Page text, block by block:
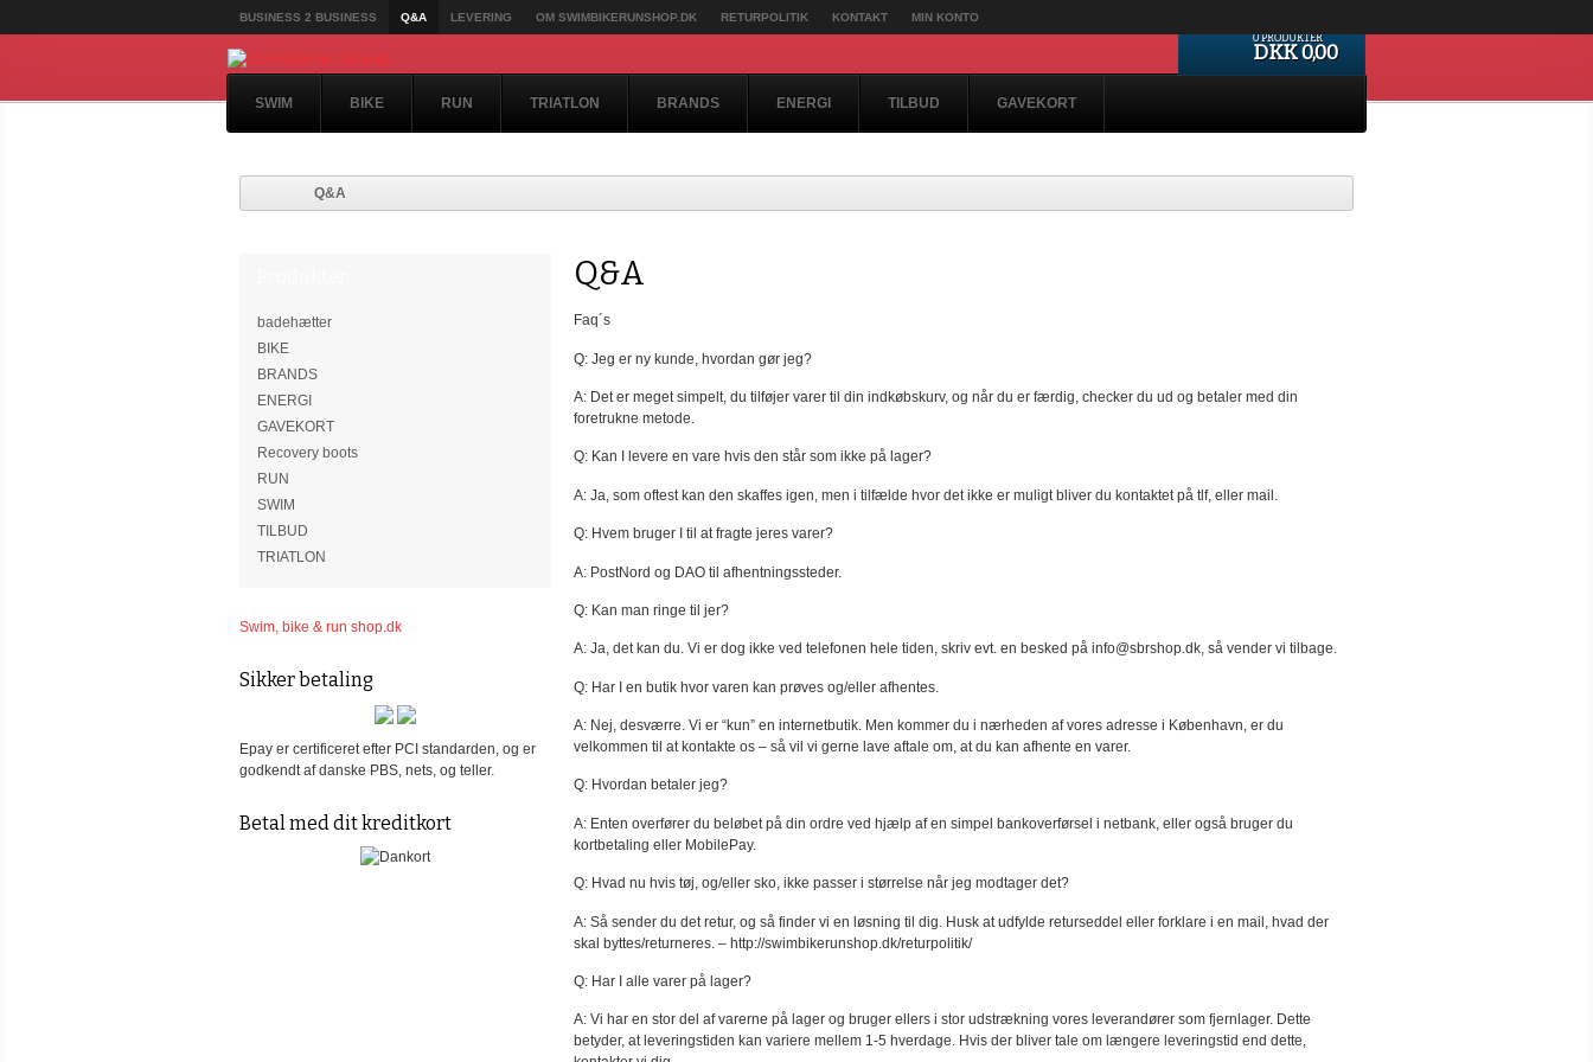
BUSINESS 2 BUSINESS Q&A LEVERING OM SWIMBIKERUNSHOP.DK RETURPOLITIK KONTAKT MIN KONTO
SWIM BIKE RUN TRIATLON BRANDS ENERGI TILBUD GAVEKORT
0 PRODUKTER
DKK 0,00
Q&A
Q&A
Faq´s
Q: Jeg er ny kunde, hvordan gør jeg?
A: Det er meget simpelt, du tilføjer varer til din indkøbskurv, og når du er færdig, checker du ud og betaler med din
foretrukne metode.
Q: Kan I levere en vare hvis den står som ikke på lager?
A: Ja, som oftest kan den skaffes igen, men i tilfælde hvor det ikke er muligt bliver du kontaktet på tlf, eller mail.
Q: Hvem bruger I til at fragte jeres varer?
A: PostNord og DAO til afhentningssteder.
Q: Kan man ringe til jer?
A: Ja, det kan du. Vi er dog ikke ved telefonen hele tiden, skriv evt. en besked på info@sbrshop.dk, så vender vi tilbage.
Q: Har I en butik hvor varen kan prøves og/eller afhentes.
A: Nej, desværre. Vi er “kun” en internetbutik. Men kommer du i nærheden af vores adresse i København, er du
velkommen til at kontakte os – så vil vi gerne lave aftale om, at du kan afhente en varer.
Q: Hvordan betaler jeg?
A: Enten overfører du beløbet på din ordre ved hjælp af en simpel bankoverførsel i netbank, eller også bruger du
kortbetaling eller MobilePay.
Q: Hvad nu hvis tøj, og/eller sko, ikke passer i størrelse når jeg modtager det?
A: Så sender du det retur, og så finder vi en løsning til dig. Husk at udfylde returseddel eller forklare i en mail, hvad der
skal byttes/returneres. – http://swimbikerunshop.dk/returpolitik/
Q: Har I alle varer på lager?
A: Vi har en stor del af varerne på lager og bruger ellers i stor udstrækning vores leverandører som fjernlager. Dette
betyder, at leveringstiden kan variere mellem 1-5 hverdage. Hvis der bliver tale om længere leveringstid end dette,
badehætter
BIKE
BRANDS
ENERGI
GAVEKORT
Recovery boots
RUN
SWIM
TILBUD
TRIATLON
Swim, bike & run shop.dk
Sikker betaling
Epay er certificeret efter PCI standarden, og er
godkendt af danske PBS, nets, og teller.
Betal med dit kreditkort